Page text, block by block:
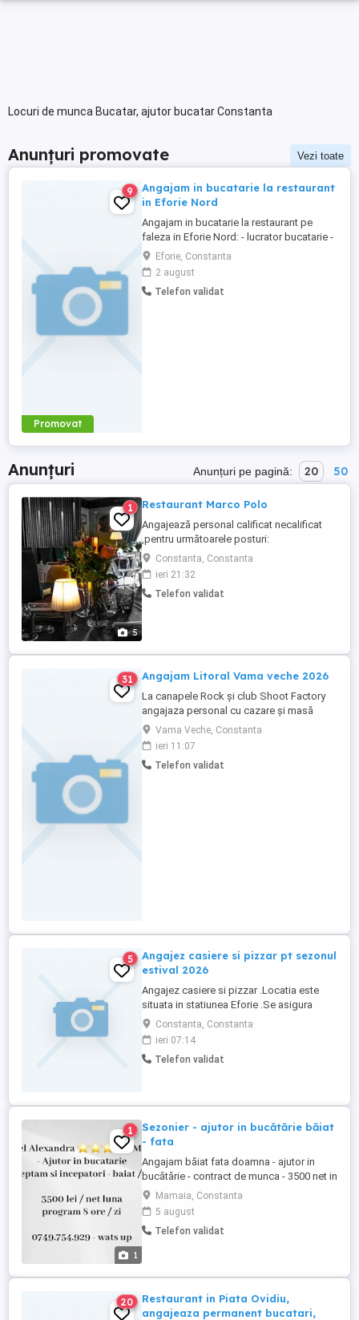
Locuri de munca Bucatar, ajutor bucatar Constanta
Anunțuri promovate Vezi toate
Promovat
9
Angajam in bucatarie la restaurant
in Eforie Nord
Angajam in bucatarie la restaurant pe
faleza in Eforie Nord: - lucrator bucatarie -
ajutor de bucatar - bucatar Pentru mai
multe detalii va rugam sa ne contactati la
numarul de telefon din anunt.
Eforie, Constanta
2 august
Telefon validat
Anunțuri Anunțuri pe pagină: 20 50
5
1 Restaurant Marco Polo
Angajează personal calificat necalificat
,pentru următoarele posturi:
Bucătari:,ciorbe! Salate! Grătar! Pizza!
Aj.barman! Ospătari:băieți fete!
Salariu+procent vânzare! Se asigură loc
de muncă sigur și continu pe toată durata
Constanta, Constanta
ieri 21:32
Telefon validat
31 Angajam Litoral Vama veche 2026
La canapele Rock și club Shoot Factory
angajaza personal cu cazare și masă
inclusă :preparatori fast food , casieri,
barmani , ospătari , manipulanți marfă ,
bucătari și ajutori bucătari !
Vama Veche, Constanta
ieri 11:07
Telefon validat
5
Angajez casiere si pizzar pt sezonul
estival 2026
Angajez casiere si pizzar .Locatia este
situata in statiunea Eforie .Se asigura
cazare si 2 mese zi.
Constanta, Constanta
ieri 07:14
Telefon validat
1
1
Sezonier - ajutor in bucătărie băiat
- fata
Angajam băiat fata doamna - ajutor in
bucătărie - contract de munca - 3500 net in
mana - sezonier - program 8 ore zi pentru
mai multe detalii - contactați-ma la
numărul din poza de profil.
Mamaia, Constanta
5 august
Telefon validat
20
Restaurant in Piata Ovidiu,
angajeaza permanent bucatari,